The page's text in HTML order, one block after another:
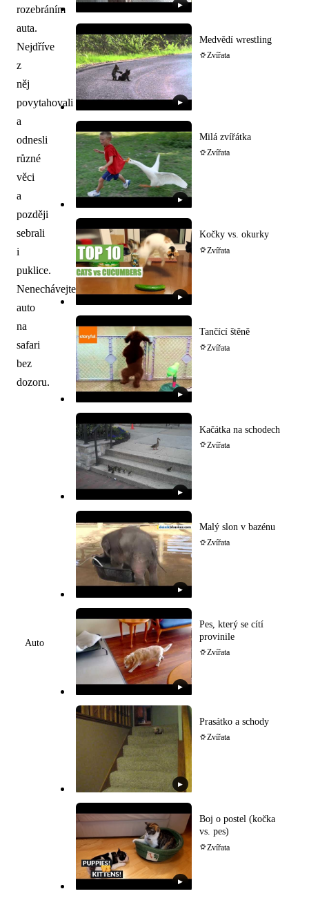
rozebráním
auta.
Nejdříve
z
něj
povytahovali
a
odnesli
různé
věci
a
později
sebrali
i
puklice.
Nenechávejte
auto
na
safari
bez
dozoru.
Auto
▶
▶
Medvědí wrestling
Zvířata
▶
Milá zvířátka
Zvířata
▶
Kočky vs. okurky
Zvířata
▶
Tančící štěně
Zvířata
▶
Kačátka na schodech
Zvířata
▶
Malý slon v bazénu
Zvířata
▶
Pes, který se cítí
provinile
Zvířata
▶
Prasátko a schody
Zvířata
▶
Boj o postel (kočka
vs. pes)
Zvířata